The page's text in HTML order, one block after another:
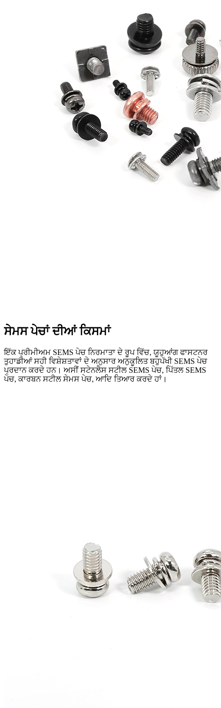
ਸੇਮਸ ਪੇਚਾਂ ਦੀਆਂ ਕਿਸਮਾਂ
ਇੱਕ ਪ੍ਰੀਮੀਅਮ SEMS ਪੇਚ ਨਿਰਮਾਤਾ ਦੇ ਰੂਪ ਵਿੱਚ, ਯੂਹੁਆਂਗ ਫਾਸਟਨਰ
ਤੁਹਾਡੀਆਂ ਸਹੀ ਵਿਸ਼ੇਸ਼ਤਾਵਾਂ ਦੇ ਅਨੁਸਾਰ ਅਨੁਕੂਲਿਤ ਬਹੁਪੱਖੀ SEMS ਪੇਚ
ਪ੍ਰਦਾਨ ਕਰਦੇ ਹਨ। ਅਸੀਂ ਸਟੇਨਲੈਸ ਸਟੀਲ SEMS ਪੇਚ, ਪਿੱਤਲ SEMS
ਪੇਚ, ਕਾਰਬਨ ਸਟੀਲ ਸੇਮਸ ਪੇਚ, ਆਦਿ ਤਿਆਰ ਕਰਦੇ ਹਾਂ।